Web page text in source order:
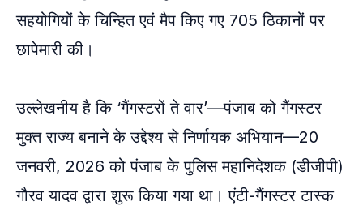
सहयोगियों के चिन्हित एवं मैप किए गए 705 ठिकानों पर
छापेमारी की।
उल्लेखनीय है कि ‘गैंगस्टरों ते वार’—पंजाब को गैंगस्टर
मुक्त राज्य बनाने के उद्देश्य से निर्णायक अभियान—20
जनवरी, 2026 को पंजाब के पुलिस महानिदेशक (डीजीपी)
गौरव यादव द्वारा शुरू किया गया था। एंटी-गैंगस्टर टास्क